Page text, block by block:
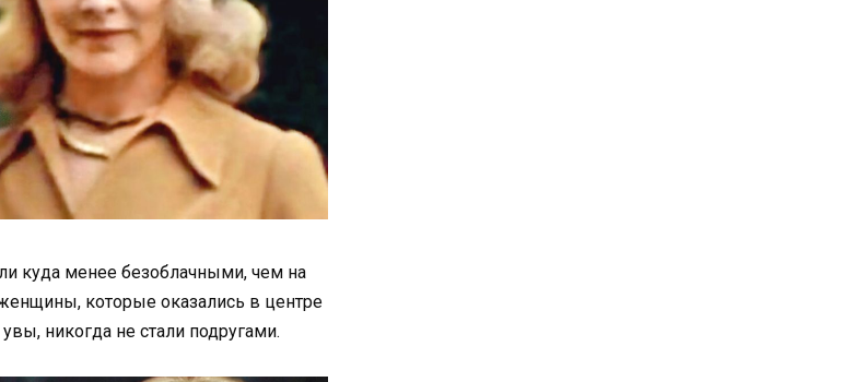
куда менее безоблачными, чем на
которые оказались в центре
никогда не стали подругами.